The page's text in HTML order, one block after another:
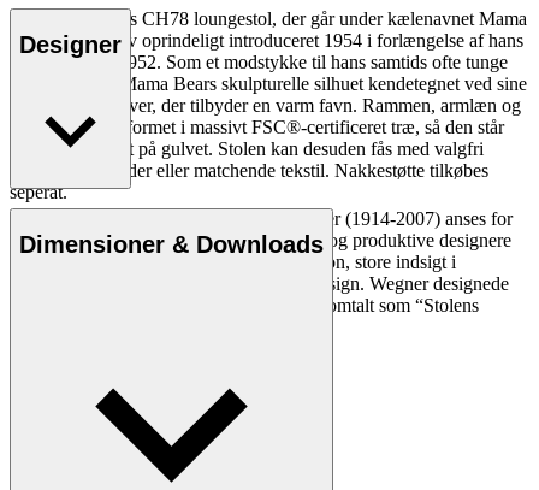
Hans J. Wegners CH78 loungestol, der går under kælenavnet Mama
Bear stolen, blev oprindeligt introduceret 1954 i forlængelse af hans
CH71 stol fra 1952. Som et modstykke til hans samtids ofte tunge
loungestole er Mama Bears skulpturelle silhuet kendetegnet ved sine
indbydende kurver, der tilbyder en varm favn. Rammen, armlæn og
ben er solidt udformet i massivt FSC®-certificeret træ, så den står
sikkert og stabilt på gulvet. Stolen kan desuden fås med valgfri
nakkestøtte i læder eller matchende tekstil. Nakkestøtte tilkøbes
seperat.
Læs mere
Designer
Den danske møbeldesigner Hans J. Wegner (1914-2007) anses for
at være en af de mest kreative, innovative og produktive designere
nogensinde. Han var kendt for sin præcision, store indsigt i
håndværk og kompromisløse tilgang til design. Wegner designede
næsten 500 stole i sin levetid og blev ofte omtalt som “Stolens
Dimensioner & Downloads